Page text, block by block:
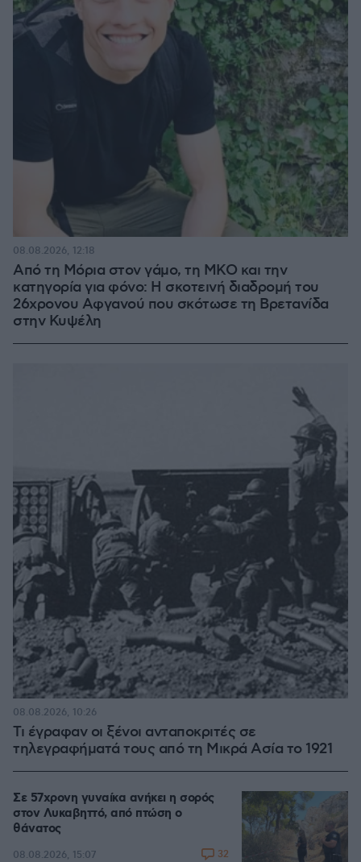
Από τη Μόρια στον γάμο, τη ΜΚΟ και την
κατηγορία για φόνο: Η σκοτεινή διαδρομή του
26χρονου Αφγανού που σκότωσε τη Βρετανίδα
στην Κυψέλη
08.08.2026, 12:18
Τι έγραφαν οι ξένοι ανταποκριτές σε
τηλεγραφήματά τους από τη Μικρά Ασία το 1921
08.08.2026, 10:26
Σε 57χρονη γυναίκα ανήκει η σορός
στον Λυκαβηττό, από πτώση ο
θάνατος
08.08.2026, 15:07 32